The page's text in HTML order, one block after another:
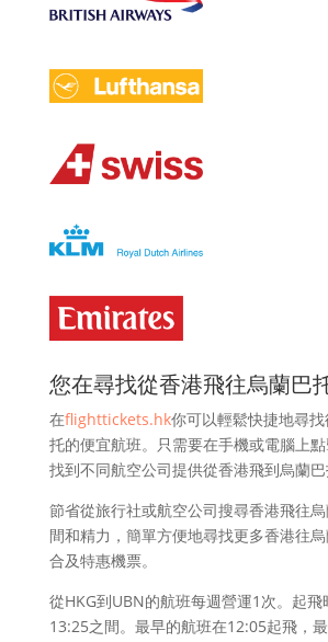
您在尋找從香港飛往烏蘭巴
在flighttickets.hk你可以輕鬆快捷地尋
托的便宜航班。只需要在手機或電腦上
找到不同航空公司提供從香港飛到烏蘭巴
節省從旅行社或航空公司搜尋香港飛往
間和精力，簡單方便地尋找更多香港往
合及特惠機票。
從HKG到UBN的航班每週營運1次。起
13:25之間。最早的航班在12:05起飛，